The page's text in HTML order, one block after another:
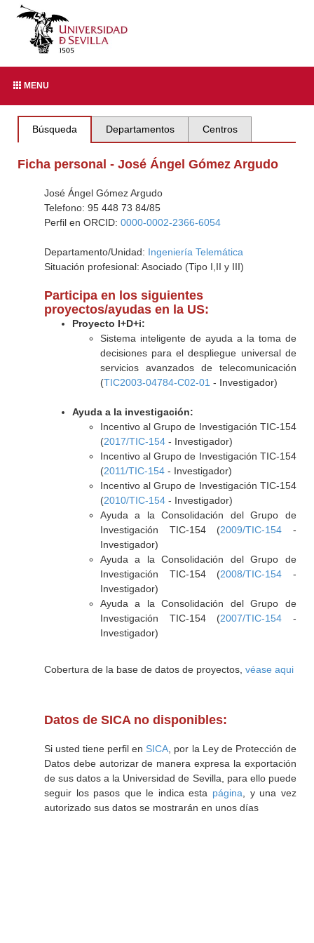
MENU
Búsqueda Departamentos Centros
Ficha personal - José Ángel Gómez Argudo
José Ángel Gómez Argudo
Telefono: 95 448 73 84/85
Perfil en ORCID: 0000-0002-2366-6054
Departamento/Unidad: Ingeniería Telemática
Situación profesional: Asociado (Tipo I,II y III)
Participa en los siguientes
proyectos/ayudas en la US:
Proyecto I+D+i:
Sistema inteligente de ayuda a la toma de
decisiones para el despliegue universal de
servicios avanzados de telecomunicación
(TIC2003-04784-C02-01 - Investigador)
Ayuda a la investigación:
Incentivo al Grupo de Investigación TIC-154
(2017/TIC-154- Investigador)
Incentivo al Grupo de Investigación TIC-154
(2011/TIC-154- Investigador)
Incentivo al Grupo de Investigación TIC-154
(2010/TIC-154- Investigador)
Ayuda a la Consolidación del Grupo de
Investigación TIC-154 (2009/TIC-154 -
Investigador)
Ayuda a la Consolidación del Grupo de
Investigación TIC-154 (2008/TIC-154 -
Investigador)
Ayuda a la Consolidación del Grupo de
Investigación TIC-154 (2007/TIC-154 -
Investigador)
Cobertura de la base de datos de proyectos, véase aqui
Datos de SICA no disponibles:
Si usted tiene perfil en SICA , por la Ley de Protección de
Datos debe autorizar de manera expresa la exportación
de sus datos a la Universidad de Sevilla, para ello puede
seguir los pasos que le indica esta página , y una vez
autorizado sus datos se mostrarán en unos días